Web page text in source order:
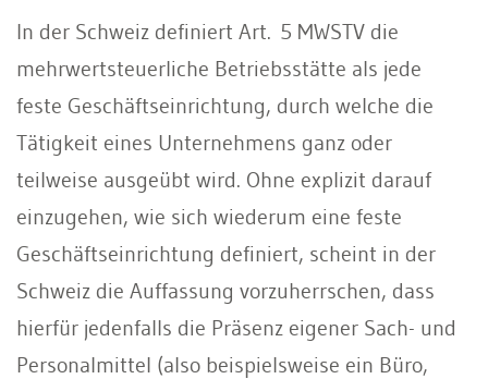
In der Schweiz definiert Art. 5 MWSTV die
mehrwertsteuerliche Betriebsstätte als jede
feste Geschäftseinrichtung, durch welche die
Tätigkeit eines Unternehmens ganz oder
teilweise ausgeübt wird. Ohne explizit darauf
einzugehen, wie sich wiederum eine feste
Geschäftseinrichtung definiert, scheint in der
Schweiz die Auffassung vorzuherrschen, dass
hierfür jedenfalls die Präsenz eigener Sach- und
Personalmittel (also beispielsweise ein Büro,